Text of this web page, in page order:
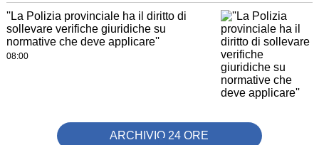
''La Polizia provinciale ha il diritto di
sollevare verifiche giuridiche su
normative che deve applicare''
08:00
ARCHIVIO 24 ORE